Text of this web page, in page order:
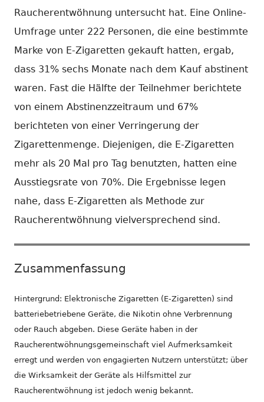
Raucherentwöhnung untersucht hat. Eine Online-
Umfrage unter 222 Personen, die eine bestimmte
Marke von E-Zigaretten gekauft hatten, ergab,
dass 31% sechs Monate nach dem Kauf abstinent
waren. Fast die Hälfte der Teilnehmer berichtete
von einem Abstinenzzeitraum und 67%
berichteten von einer Verringerung der
Zigarettenmenge. Diejenigen, die E-Zigaretten
mehr als 20 Mal pro Tag benutzten, hatten eine
Ausstiegsrate von 70%. Die Ergebnisse legen
nahe, dass E-Zigaretten als Methode zur
Raucherentwöhnung vielversprechend sind.
Zusammenfassung
Hintergrund: Elektronische Zigaretten (E-Zigaretten) sind
batteriebetriebene Geräte, die Nikotin ohne Verbrennung
oder Rauch abgeben. Diese Geräte haben in der
Raucherentwöhnungsgemeinschaft viel Aufmerksamkeit
erregt und werden von engagierten Nutzern unterstützt; über
die Wirksamkeit der Geräte als Hilfsmittel zur
Raucherentwöhnung ist jedoch wenig bekannt.